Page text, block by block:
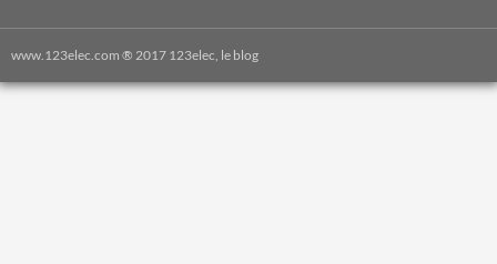
www.123elec.com ® 2017 123elec, le blog